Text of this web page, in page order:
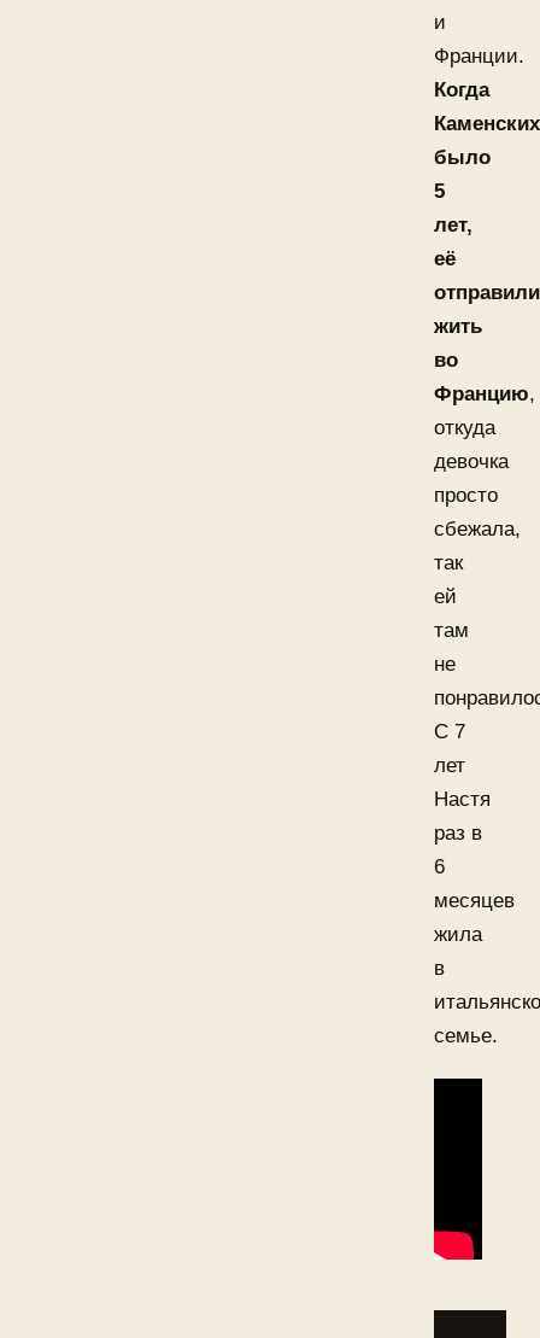
и
Франции.
Когда
Каменских
было
5
лет,
её
отправили
жить
во
Францию,
откуда
девочка
просто
сбежала,
так
ей
там
не
С 7
лет
Настя
раз в
6
месяцев
жила
в
семье.